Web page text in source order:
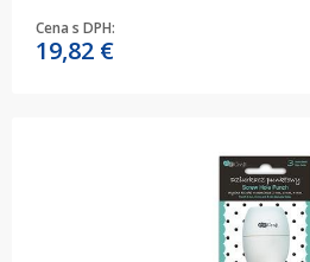
Cena s DPH:
19,82 €